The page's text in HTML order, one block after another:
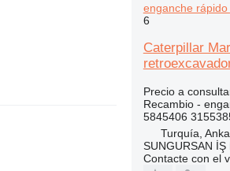
enganche
6
Caterpillar
Precio a
Recambio -
5845406
Turquía,
SUNGURSAN İŞ
Contacte con el